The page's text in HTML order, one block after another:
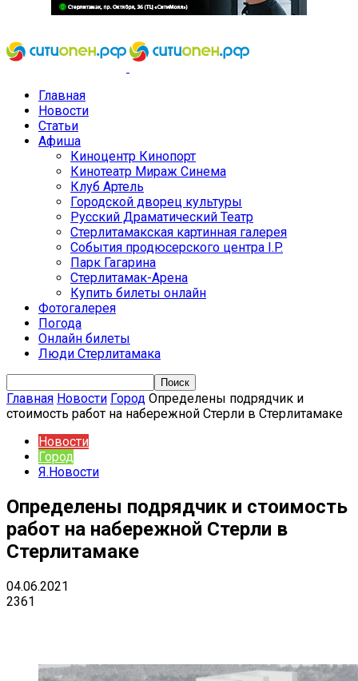
Главная
Новости
Статьи
Афиша
Киноцентр Кинопорт
Кинотеатр Мираж Синема
Клуб Артель
Городской дворец культуры
Русский Драматический Театр
Стерлитамакская картинная галерея
События продюсерского центра I.P.
Парк Гагарина
Стерлитамак-Арена
Купить билеты онлайн
Фотогалерея
Погода
Онлайн билеты
Люди Стерлитамака
Главная Новости Город Определены подрядчик и
стоимость работ на набережной Стерли в Стерлитамаке
Новости
Город
Я.Новости
Определены подрядчик и стоимость
работ на набережной Стерли в
Стерлитамаке
04.06.2021
2361